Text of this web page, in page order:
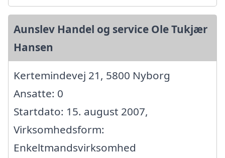
Aunslev Handel og service Ole Tukjær
Hansen
Kertemindevej 21, 5800 Nyborg
Ansatte: 0
Startdato: 15. august 2007,
Virksomhedsform:
Enkeltmandsvirksomhed